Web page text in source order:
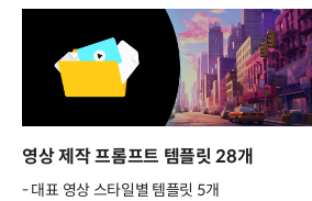
영상 제작 프롬프트 템플릿 28개
- 대표 영상 스타일별 템플릿 5개